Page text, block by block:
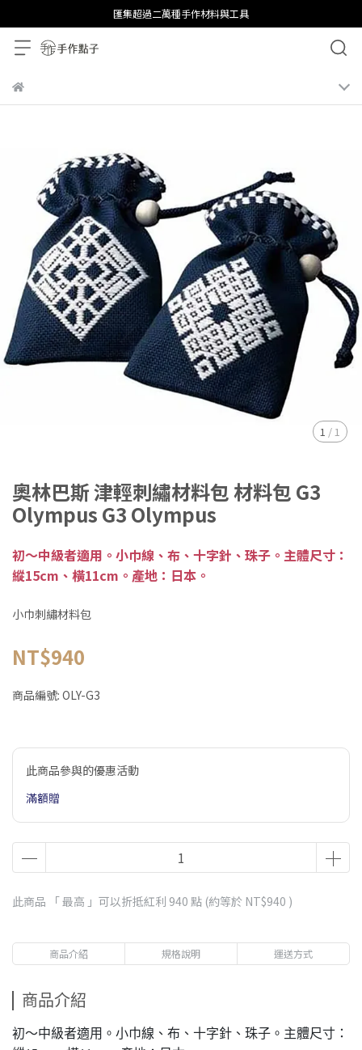
匯集超過二萬種手作材料與工具
1 / 1
奧林巴斯 津輕刺繡材料包 材料包 G3
Olympus G3 Olympus
初～中級者適用。小巾線、布、十字針、珠子。主體尺寸：
縱15cm、橫11cm。產地：日本。
小巾刺繡材料包
NT$940
商品編號: OLY-G3
此商品參與的優惠活動
滿額贈
此商品 「 最高 」可以折抵紅利 940 點 (約等於 NT$940 )
商品介紹 規格說明 運送方式
商品介紹
初～中級者適用。小巾線、布、十字針、珠子。主體尺寸：